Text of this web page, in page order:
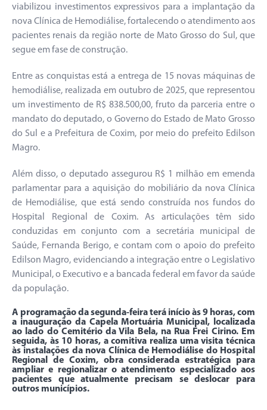
viabilizou investimentos expressivos para a implantação da
nova Clínica de Hemodiálise, fortalecendo o atendimento aos
pacientes renais da região norte de Mato Grosso do Sul, que
segue em fase de construção.
Entre as conquistas está a entrega de 15 novas máquinas de
hemodiálise, realizada em outubro de 2025, que representou
um investimento de R$ 838.500,00, fruto da parceria entre o
mandato do deputado, o Governo do Estado de Mato Grosso
do Sul e a Prefeitura de Coxim, por meio do prefeito Edilson
Magro.
Além disso, o deputado assegurou R$ 1 milhão em emenda
parlamentar para a aquisição do mobiliário da nova Clínica
de Hemodiálise, que está sendo construída nos fundos do
Hospital Regional de Coxim. As articulações têm sido
conduzidas em conjunto com a secretária municipal de
Saúde, Fernanda Berigo, e contam com o apoio do prefeito
Edilson Magro, evidenciando a integração entre o Legislativo
Municipal, o Executivo e a bancada federal em favor da saúde
da população.
A programação da segunda-feira terá início às 9 horas, com
a inauguração da Capela Mortuária Municipal, localizada
ao lado do Cemitério da Vila Bela, na Rua Frei Cirino. Em
seguida, às 10 horas, a comitiva realiza uma visita técnica
às instalações da nova Clínica de Hemodiálise do Hospital
Regional de Coxim, obra considerada estratégica para
ampliar e regionalizar o atendimento especializado aos
pacientes que atualmente precisam se deslocar para
outros municípios.